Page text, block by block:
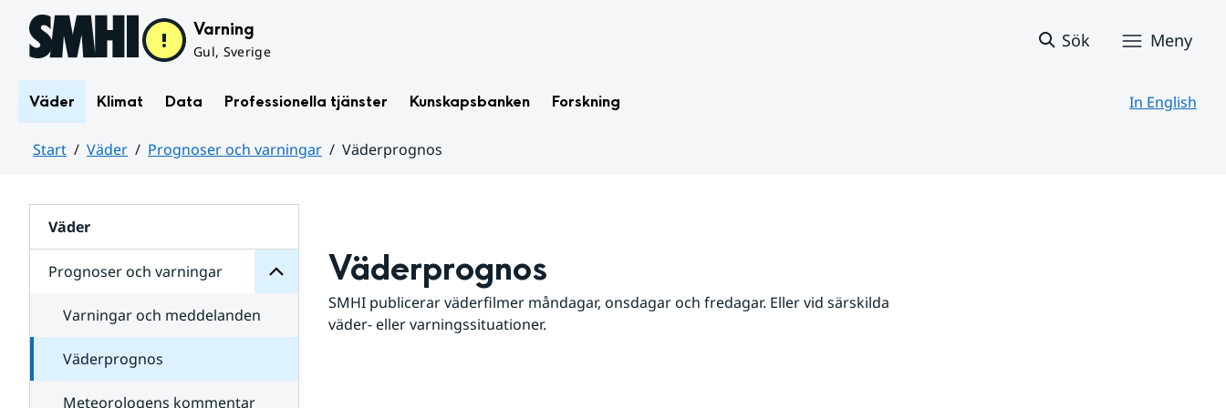
Hoppa till sidans innehåll Varning
Gul, Sverige
Sök Meny
Väder Klimat Data Professionella tjänster Kunskapsbanken Forskning In English
Start Väder Prognoser och varningar
Väderprognos
Väder
Prognoser och varningar
för
varningar
Varningar och meddelanden
Väderprognos
Meteorologens kommentar
Väderprognos
SMHI publicerar väderfilmer måndagar, onsdagar och fredagar. Eller vid särskilda
väder- eller varningssituationer.